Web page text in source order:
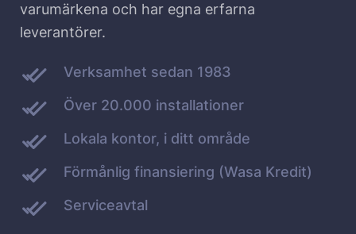
varumärkena och har egna erfarna
leverantörer.
Verksamhet sedan 1983
Över 20.000 installationer
Lokala kontor, i ditt område
Förmånlig finansiering (Wasa Kredit)
Serviceavtal